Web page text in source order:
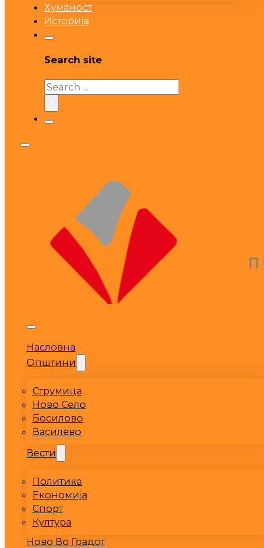
Хуманост
Историја
Search site
Search
Насловна
Општини
Струмица
Ново Село
Босилово
Василево
Вести
Политика
Економија
Спорт
Култура
Ново Во Градот